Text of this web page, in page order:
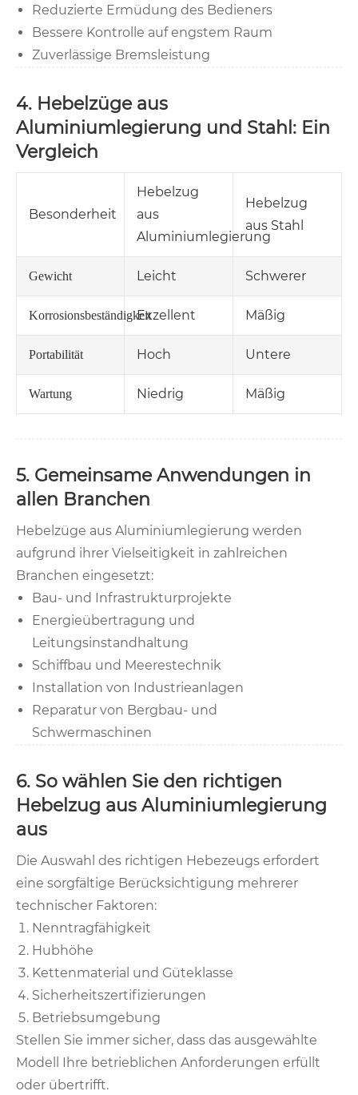
Reduzierte Ermüdung des Bedieners
Bessere Kontrolle auf engstem Raum
Zuverlässige Bremsleistung
4. Hebelzüge aus
Aluminiumlegierung und Stahl: Ein
Vergleich
Besonderheit
Hebelzug
aus
Aluminiumlegierung
Hebelzug
aus Stahl
Gewicht Leicht Schwerer
KorrosionsbeständigkeitExzellent Mäßig
Portabilität Hoch Untere
Wartung Niedrig Mäßig
5. Gemeinsame Anwendungen in
allen Branchen
Hebelzüge aus Aluminiumlegierung werden
aufgrund ihrer Vielseitigkeit in zahlreichen
Branchen eingesetzt:
Bau- und Infrastrukturprojekte
Energieübertragung und
Leitungsinstandhaltung
Schiffbau und Meerestechnik
Installation von Industrieanlagen
Reparatur von Bergbau- und
Schwermaschinen
6. So wählen Sie den richtigen
Hebelzug aus Aluminiumlegierung
aus
Die Auswahl des richtigen Hebezeugs erfordert
eine sorgfältige Berücksichtigung mehrerer
technischer Faktoren:
Nenntragfähigkeit
Hubhöhe
Kettenmaterial und Güteklasse
Sicherheitszertifizierungen
Betriebsumgebung
Stellen Sie immer sicher, dass das ausgewählte
Modell Ihre betrieblichen Anforderungen erfüllt
oder übertrifft.